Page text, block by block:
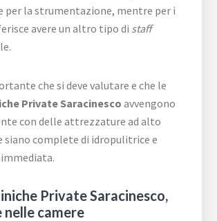
per la strumentazione, mentre per i
avere un altro tipo di staff
che si deve valutare e che le
Private Saracinesco avvengono
con delle attrezzature ad alto
siano complete di idropulitrice e
Private Saracinesco,
nelle camere